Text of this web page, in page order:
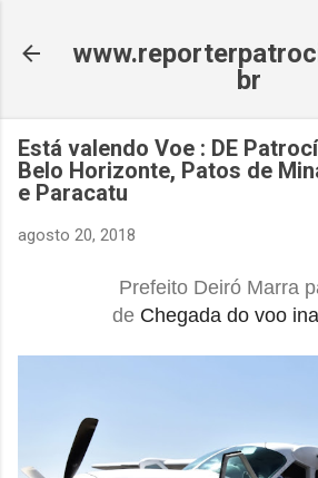
br
Está valendo Voe : DE
Belo Horizonte, Patos de
e Paracatu
agosto 20, 2018
Prefeito Deiró Marra
de Chegada do voo